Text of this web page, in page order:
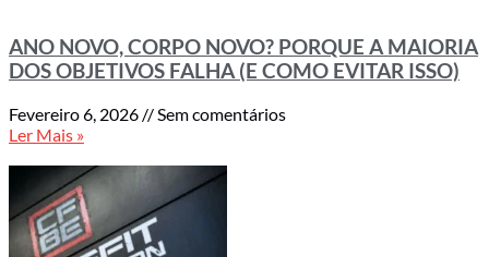
ANO NOVO, CORPO NOVO? PORQUE A MAIORIA
DOS OBJETIVOS FALHA (E COMO EVITAR ISSO)
Fevereiro 6, 2026
Sem comentários
Ler Mais »